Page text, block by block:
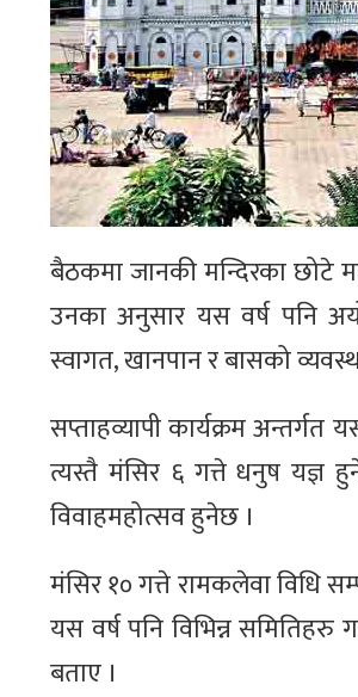
बैठकमा जानकी मन्दिरका छोटे
उनका अनुसार यस वर्ष पनि
स्वागत, खानपान र बासको
सप्ताहव्यापी कार्यक्रम
त्यस्तै मंसिर ६ गत्ते धनुष यज्ञ
विवाहमहोत्सव हुनेछ ।
मंसिर १० गत्ते रामकलेवा विधि
यस वर्ष पनि विभिन्न समितिहरु
बताए ।